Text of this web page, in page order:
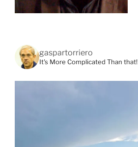
gaspartorriero
It's More Complicated Than that!